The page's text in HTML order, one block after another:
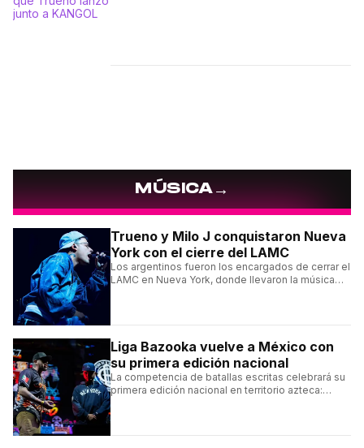
MÚSICA→
Trueno y Milo J conquistaron Nueva
York con el cierre del LAMC
Los argentinos fueron los encargados de cerrar el
LAMC en Nueva York, donde llevaron la música
Liga Bazooka vuelve a México con
su primera edición nacional
La competencia de batallas escritas celebrará su
primera edición nacional en territorio azteca: